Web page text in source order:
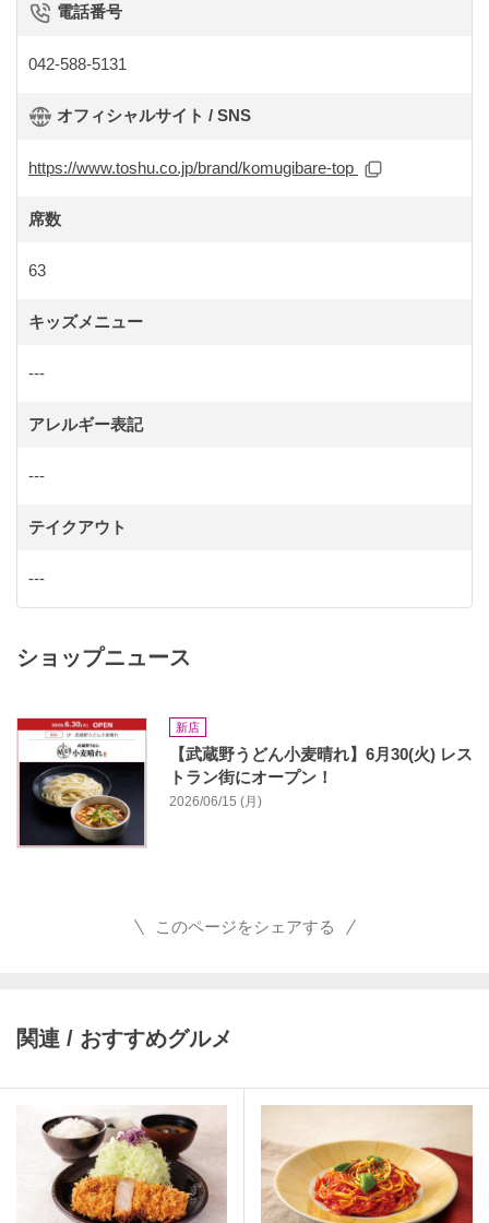
電話番号
042-588-5131
オフィシャルサイト / SNS
https://www.toshu.co.jp/brand/komugibare-top
席数
63
キッズメニュー
---
アレルギー表記
---
テイクアウト
---
ショップニュース
新店
【武蔵野うどん小麦晴れ】6月30(火) レス
トラン街にオープン！
2026/06/15 (月)
このページをシェアする
関連 / おすすめグルメ